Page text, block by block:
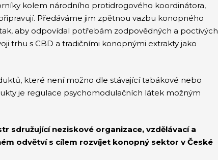
kolem národního protidrogového koordinátora,
Předáváme jim zpětnou vazbu konopného
aby odpovídal potřebám zodpovědných a poctivých
trhu s CBD a tradičními konopnými extrakty jako
které není možno dle stávající tabákové nebo
je regulace psychomodulačních látek možným
sdružující neziskové organizace, vzdělávací a
odvětví s cílem rozvíjet konopný sektor v České